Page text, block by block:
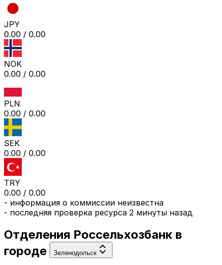
JPY
0.00 / 0.00
NOK
0.00 / 0.00
PLN
0.00 / 0.00
SEK
0.00 / 0.00
TRY
0.00 / 0.00
- информация о коммиссии неизвестна
- последняя проверка ресурса 2 минуты назад
Отделения Россельхозбанк в
городе
Зеленодольск